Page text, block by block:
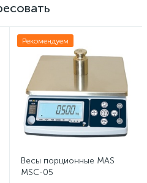
Рекомендуем
Весы порционные MAS
MSC-05